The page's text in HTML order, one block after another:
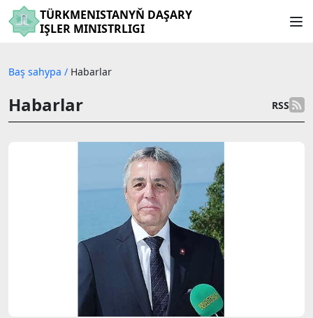
TÜRKMENISTANYŇ DAŞARY
IŞLER MINISTRLIGI
Baş sahypa / Habarlar
Habarlar RSS